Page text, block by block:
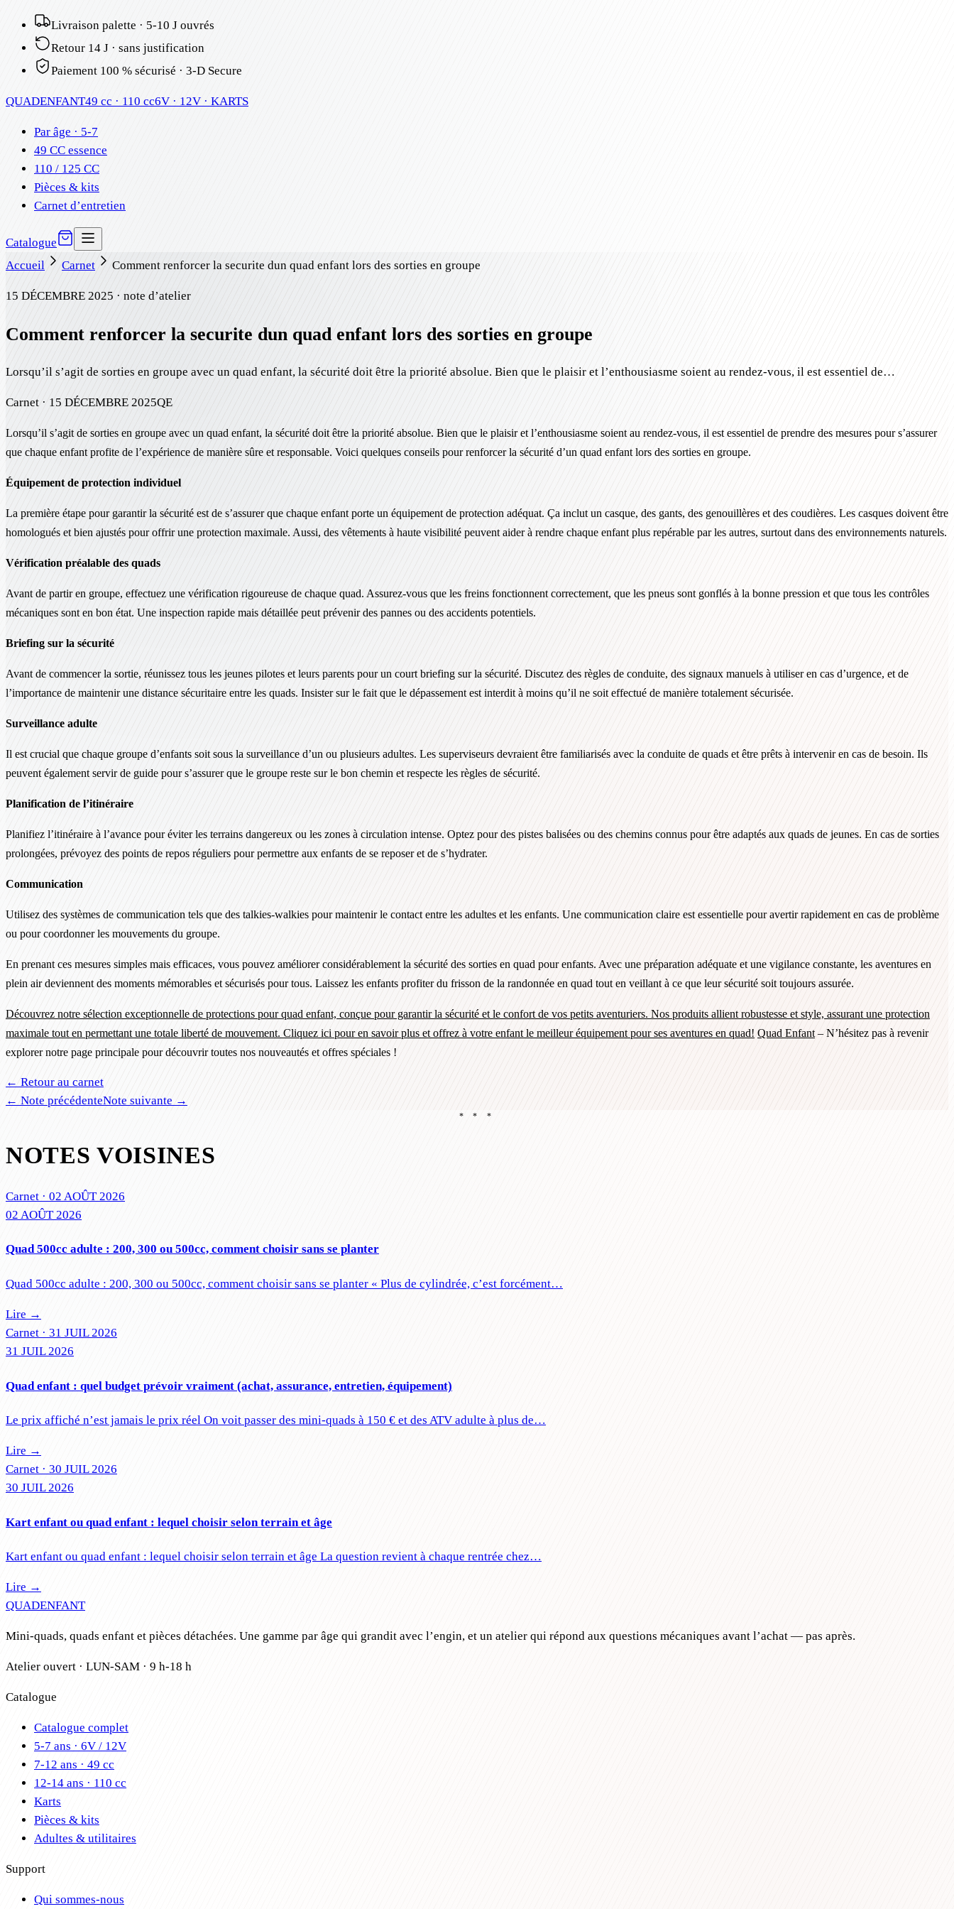
Livraison palette · 5-10 J ouvrés
Retour 14 J · sans justification
Paiement 100 % sécurisé · 3-D Secure
QUADENFANT49 cc · 110 cc6V · 12V · KARTS
Par âge · 5-7
49 CC essence
110 / 125 CC
Pièces & kits
Carnet d’entretien
Catalogue
Accueil
Carnet Comment renforcer la securite dun quad enfant lors des sorties en groupe
15 DÉCEMBRE 2025 · note d’atelier
Comment renforcer la securite dun quad enfant lors des sorties en groupe
Lorsqu’il s’agit de sorties en groupe avec un quad enfant, la sécurité doit être la priorité absolue. Bien que le plaisir et l’enthousiasme soient au rendez-vous, il est essentiel de…
Carnet · 15 DÉCEMBRE 2025QE
Lorsqu’il s’agit de sorties en groupe avec un quad enfant, la sécurité doit être la priorité absolue. Bien que le plaisir et l’enthousiasme soient au rendez-vous, il est essentiel de prendre des mesures pour s’assurer
que chaque enfant profite de l’expérience de manière sûre et responsable. Voici quelques conseils pour renforcer la sécurité d’un quad enfant lors des sorties en groupe.
Équipement de protection individuel
La première étape pour garantir la sécurité est de s’assurer que chaque enfant porte un équipement de protection adéquat. Ça inclut un casque, des gants, des genouillères et des coudières. Les casques doivent être
homologués et bien ajustés pour offrir une protection maximale. Aussi, des vêtements à haute visibilité peuvent aider à rendre chaque enfant plus repérable par les autres, surtout dans des environnements naturels.
Vérification préalable des quads
Avant de partir en groupe, effectuez une vérification rigoureuse de chaque quad. Assurez-vous que les freins fonctionnent correctement, que les pneus sont gonflés à la bonne pression et que tous les contrôles
mécaniques sont en bon état. Une inspection rapide mais détaillée peut prévenir des pannes ou des accidents potentiels.
Briefing sur la sécurité
Avant de commencer la sortie, réunissez tous les jeunes pilotes et leurs parents pour un court briefing sur la sécurité. Discutez des règles de conduite, des signaux manuels à utiliser en cas d’urgence, et de
l’importance de maintenir une distance sécuritaire entre les quads. Insister sur le fait que le dépassement est interdit à moins qu’il ne soit effectué de manière totalement sécurisée.
Surveillance adulte
Il est crucial que chaque groupe d’enfants soit sous la surveillance d’un ou plusieurs adultes. Les superviseurs devraient être familiarisés avec la conduite de quads et être prêts à intervenir en cas de besoin. Ils
peuvent également servir de guide pour s’assurer que le groupe reste sur le bon chemin et respecte les règles de sécurité.
Planification de l’itinéraire
Planifiez l’itinéraire à l’avance pour éviter les terrains dangereux ou les zones à circulation intense. Optez pour des pistes balisées ou des chemins connus pour être adaptés aux quads de jeunes. En cas de sorties
prolongées, prévoyez des points de repos réguliers pour permettre aux enfants de se reposer et de s’hydrater.
Communication
Utilisez des systèmes de communication tels que des talkies-walkies pour maintenir le contact entre les adultes et les enfants. Une communication claire est essentielle pour avertir rapidement en cas de problème
ou pour coordonner les mouvements du groupe.
En prenant ces mesures simples mais efficaces, vous pouvez améliorer considérablement la sécurité des sorties en quad pour enfants. Avec une préparation adéquate et une vigilance constante, les aventures en
plein air deviennent des moments mémorables et sécurisés pour tous. Laissez les enfants profiter du frisson de la randonnée en quad tout en veillant à ce que leur sécurité soit toujours assurée.
Découvrez notre sélection exceptionnelle de protections pour quad enfant, conçue pour garantir la sécurité et le confort de vos petits aventuriers. Nos produits allient robustesse et style, assurant une protection
maximale tout en permettant une totale liberté de mouvement. Cliquez ici pour en savoir plus et offrez à votre enfant le meilleur équipement pour ses aventures en quad! Quad Enfant– N’hésitez pas à revenir
explorer notre page principale pour découvrir toutes nos nouveautés et offres spéciales !
← Retour au carnet
← Note précédenteNote suivante →
* * *
NOTES VOISINES
Carnet · 02 AOÛT 2026
02 AOÛT 2026
Quad 500cc adulte : 200, 300 ou 500cc, comment choisir sans se planter
Quad 500cc adulte : 200, 300 ou 500cc, comment choisir sans se planter « Plus de cylindrée, c’est forcément…
Lire →
Carnet · 31 JUIL 2026
31 JUIL 2026
Quad enfant : quel budget prévoir vraiment (achat, assurance, entretien, équipement)
Le prix affiché n’est jamais le prix réel On voit passer des mini-quads à 150 € et des ATV adulte à plus de…
Lire →
Carnet · 30 JUIL 2026
30 JUIL 2026
Kart enfant ou quad enfant : lequel choisir selon terrain et âge
Kart enfant ou quad enfant : lequel choisir selon terrain et âge La question revient à chaque rentrée chez…
Lire →
QUADENFANT
Mini-quads, quads enfant et pièces détachées. Une gamme par âge qui grandit avec l’engin, et un atelier qui répond aux questions mécaniques avant l’achat — pas après.
Atelier ouvert · LUN-SAM · 9 h-18 h
Catalogue
Catalogue complet
5-7 ans · 6V / 12V
7-12 ans · 49 cc
12-14 ans · 110 cc
Karts
Pièces & kits
Adultes & utilitaires
Support
Qui sommes-nous